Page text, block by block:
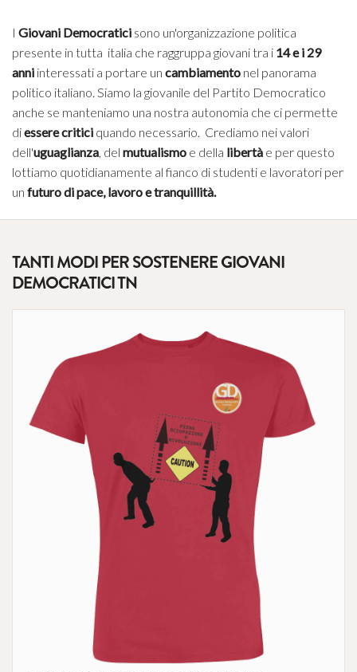
I Giovani Democratici sono un'organizzazione politica
presente in tutta italia che raggruppa giovani tra i 14 e i 29
anni interessati a portare un cambiamento nel panorama
politico italiano. Siamo la giovanile del Partito Democratico
anche se manteniamo una nostra autonomia che ci permette
diessere critici quando necessario. Crediamo nei valori
dell'uguaglianza , del mutualismo e della libertà e per questo
lottiamo quotidianamente al fianco di studenti e lavoratori per
un futuro di pace, lavoro e tranquillità.
TANTI MODI PER SOSTENERE GIOVANI
DEMOCRATICI TN